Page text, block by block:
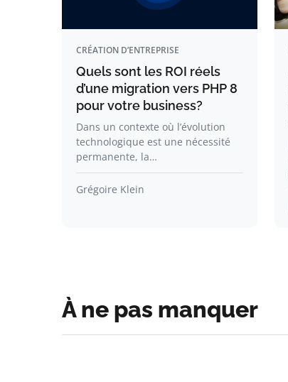
CRÉATION D’ENTREPRISE
Quels sont les ROI réels
d’une migration vers PHP 8
pour votre business?
Dans un contexte où l’évolution
technologique est une nécessité
permanente, la…
Grégoire Klein
À ne pas manquer